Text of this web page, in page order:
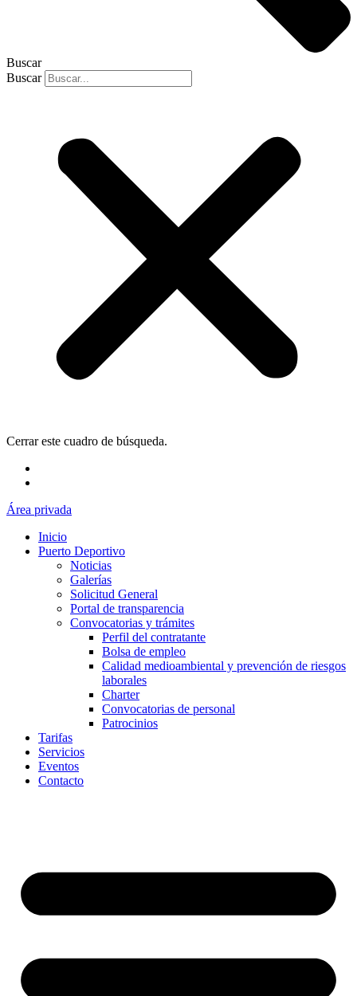
Buscar
Buscar
Cerrar este cuadro de búsqueda.
Área privada
Inicio
Puerto Deportivo
Noticias
Galerías
Solicitud General
Portal de transparencia
Convocatorias y trámites
Perfil del contratante
Bolsa de empleo
Calidad medioambiental y prevención de riesgos
laborales
Charter
Convocatorias de personal
Patrocinios
Tarifas
Servicios
Eventos
Contacto